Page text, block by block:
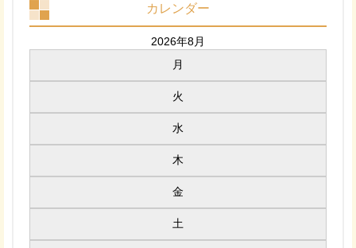
カレンダー
2026年8月
月
火
水
木
金
土